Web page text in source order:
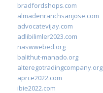
bradfordshops.com
almadenranchsanjose.com
advocatevijay.com
adlibilimler2023.com
naswwebed.org
balithut-manado.org
alteregotradingcompany.org
aprce2022.com
ibie2022.com